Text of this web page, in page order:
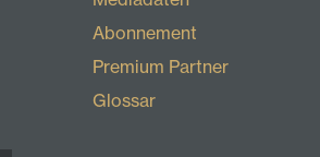
Abonnement
Premium Partner
Glossar